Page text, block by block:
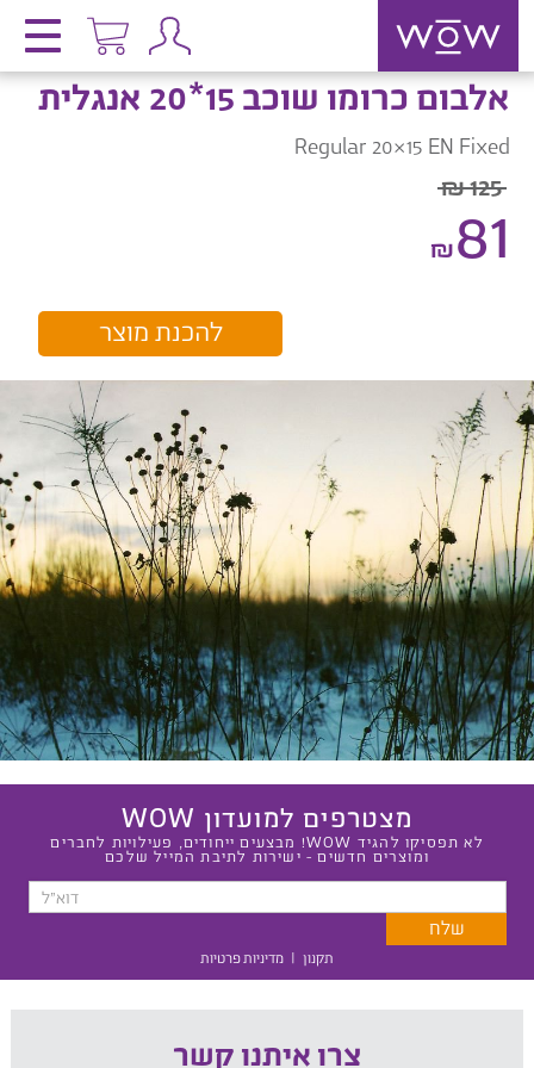
אלבום כרומו שוכב 15*20 אנגלית
Regular 20×15 EN Fixed
125 ₪
81
₪
מצטרפים למועדון WOW
לא תפסיקו להגיד WOW! מבצעים ייחודים, פעילויות לחברים
ומוצרים חדשים - ישירות לתיבת המייל שלכם
תקנון | מדיניות פרטיות
צרו איתנו קשר